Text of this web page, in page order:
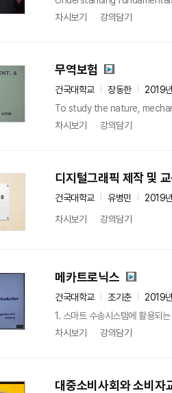
차시보기
강의담기
무역보험
건국대학교 장동한
2019
To study the nature,
차시보기
강의담기
디지털그래픽 제작 및
건국대학교 유병민
2019
차시보기
강의담기
메카트로닉스
건국대학교 조기춘
2019
1. 스마트 수송시스템에 활용되
차시보기
강의담기
대중소비사회와 소비자